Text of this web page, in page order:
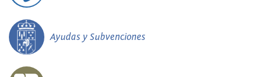
Ayudas y Subvenciones